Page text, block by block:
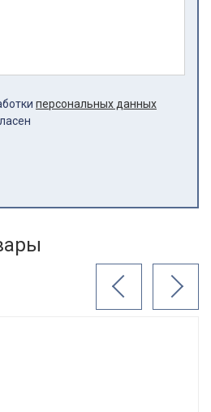
персональных данных